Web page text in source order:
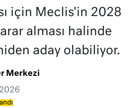
için Meclis'in 2028
alması halinde
aday olabiliyor.
Merkezi